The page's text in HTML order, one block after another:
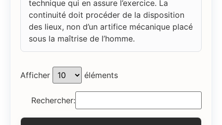
technique qui en assure l’exercice. La
continuité doit procéder de la disposition
des lieux, non d’un artifice mécanique placé
sous la maîtrise de l’homme.
Afficher éléments
Rechercher: